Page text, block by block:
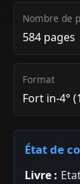
Nombre de
584 pages
Format
Fort in-4°
État de
Livre :